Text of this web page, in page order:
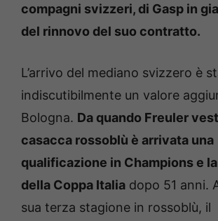
compagni svizzeri, di Gasp in
del rinnovo del suo contratto.
L’arrivo del mediano svizzero è
indiscutibilmente un valore
Bologna. Da quando Freuler
casacca rossoblù è arrivata una
qualificazione in Champions e
della Coppa Italia dopo 51 anni.
sua terza stagione in rossoblù, il